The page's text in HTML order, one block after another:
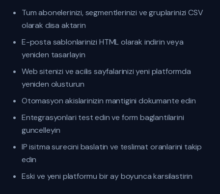
Tum abonelerinizi, segmentlerinizi ve gruplarinizi CSV
olarak disa aktarin
E-posta sablonlarinizi HTML olarak indirin veya
yeniden tasarlayin
Web sitenizi ve acilis sayfalarinizi yeni platformda
yeniden olusturun
Otomasyon akislarinizin mantigini dokumante edin
Entegrasyonlari test edin ve form baglantilarini
guncelleyin
IP isitma surecini baslatin ve teslimat oranlarini takip
edin
Eski ve yeni platformu bir ay boyunca karsilastirin